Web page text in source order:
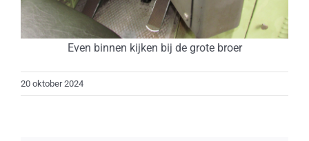
Even binnen kijken bij de grote broer
20 oktober 2024